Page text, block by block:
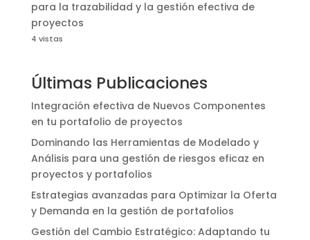
para la trazabilidad y la gestión efectiva de
proyectos
4 vistas
Últimas Publicaciones
Integración efectiva de Nuevos Componentes
en tu portafolio de proyectos
Dominando las Herramientas de Modelado y
Análisis para una gestión de riesgos eficaz en
proyectos y portafolios
Estrategias avanzadas para Optimizar la Oferta
y Demanda en la gestión de portafolios
Gestión del Cambio Estratégico: Adaptando tu